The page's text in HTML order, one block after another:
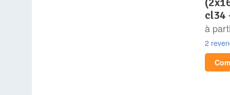
cl34
à
2